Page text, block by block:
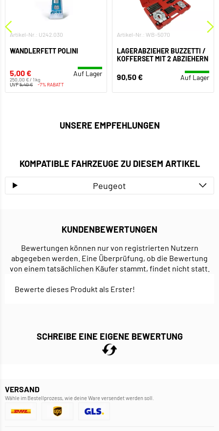
Artikel-Nr.: U242.030
WANDLERFETT POLINI
5,00 €
250,00 € / 1 kg
Auf Lager
UVP5,40 € -7% RABATT
Artikel-Nr.: WB-5070
LAGERABZIEHER BUZZETTI /
KOFFERSET MIT 2 ABZIEHERN
90,50 € Auf Lager
UNSERE EMPFEHLUNGEN
KOMPATIBLE FAHRZEUGE ZU DIESEM ARTIKEL
Peugeot
KUNDENBEWERTUNGEN
Bewertungen können nur von registrierten Nutzern
abgegeben werden. Eine Überprüfung, ob die Bewertung
von einem tatsächlichen Käufer stammt, findet nicht statt.
Bewerte dieses Produkt als Erster!
SCHREIBE EINE EIGENE BEWERTUNG
VERSAND
Wähle im Bestellprozess, wie deine Ware versendet werden soll.